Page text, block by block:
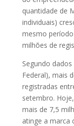
quantidade de
individuais)
mesmo
milhões de
Segundo
Federal), mais
registradas
setembro.
mais de 7,5
atinge a marca